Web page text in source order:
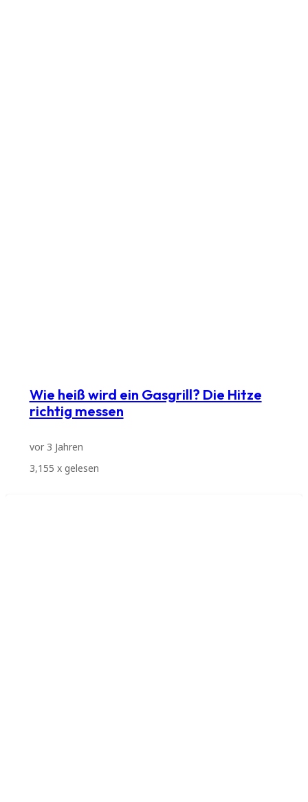
Wie heiß wird ein Gasgrill? Die Hitze
richtig messen
vor 3 Jahren
3,155 x gelesen